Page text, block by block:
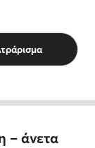
– άνετα